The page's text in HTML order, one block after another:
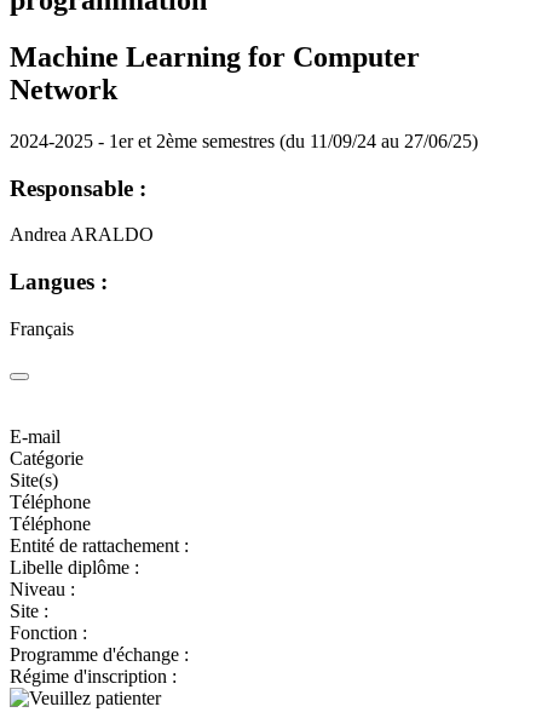
Machine Learning for Computer
Network
2024-2025 - 1er et 2ème semestres (du 11/09/24 au 27/06/25)
Responsable :
Andrea ARALDO
Langues :
Français
E-mail
Catégorie
Site(s)
Téléphone
Téléphone
Entité de rattachement :
Libelle diplôme :
Niveau :
Site :
Fonction :
Programme d'échange :
Régime d'inscription :